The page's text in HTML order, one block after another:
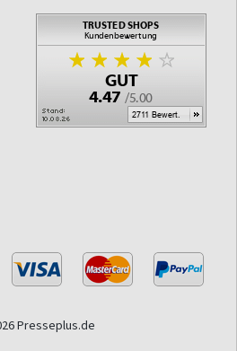
Presseplus.de